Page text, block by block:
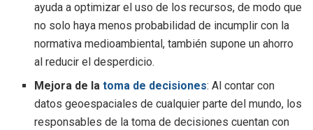
ayuda a optimizar el uso de los recursos, de modo que
no solo haya menos probabilidad de incumplir con la
normativa medioambiental, también supone un ahorro
al reducir el desperdicio.
Mejora de latoma de decisiones: Al contar con
datos geoespaciales de cualquier parte del mundo, los
responsables de la toma de decisiones cuentan con